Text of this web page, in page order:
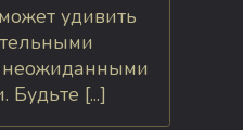
удивить
Будьте [...]